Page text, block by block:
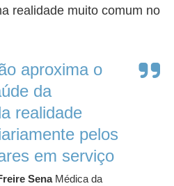
realidade muito comum no
aproxima o
da
realidade
pelos
em serviço
SenaMédica da